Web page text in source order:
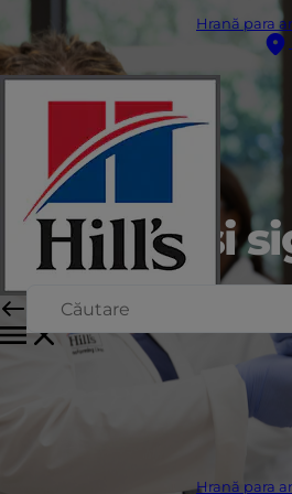
Hrană para
Hrană para
Calitate și